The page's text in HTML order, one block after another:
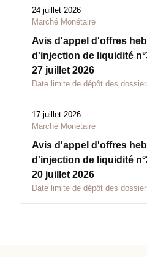
24 juillet 2026
Marché Monétaire
Avis d'appel d'offres
d'injection de liquidité
27 juillet 2026
Date limite de dépôt des
17 juillet 2026
Marché Monétaire
Avis d'appel d'offres
d'injection de liquidité
20 juillet 2026
Date limite de dépôt des